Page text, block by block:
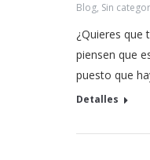
Blog, Sin
¿Quieres que
piensen que
puesto que
Detalles